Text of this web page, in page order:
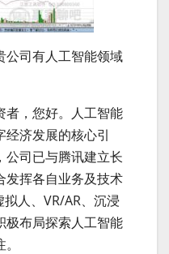
公司有人工智能领域
者，您好。人工智能
经济发展的核心引
公司已与腾讯建立长
发挥各自业务及技术
人、VR/AR、沉浸
极布局探索人工智能